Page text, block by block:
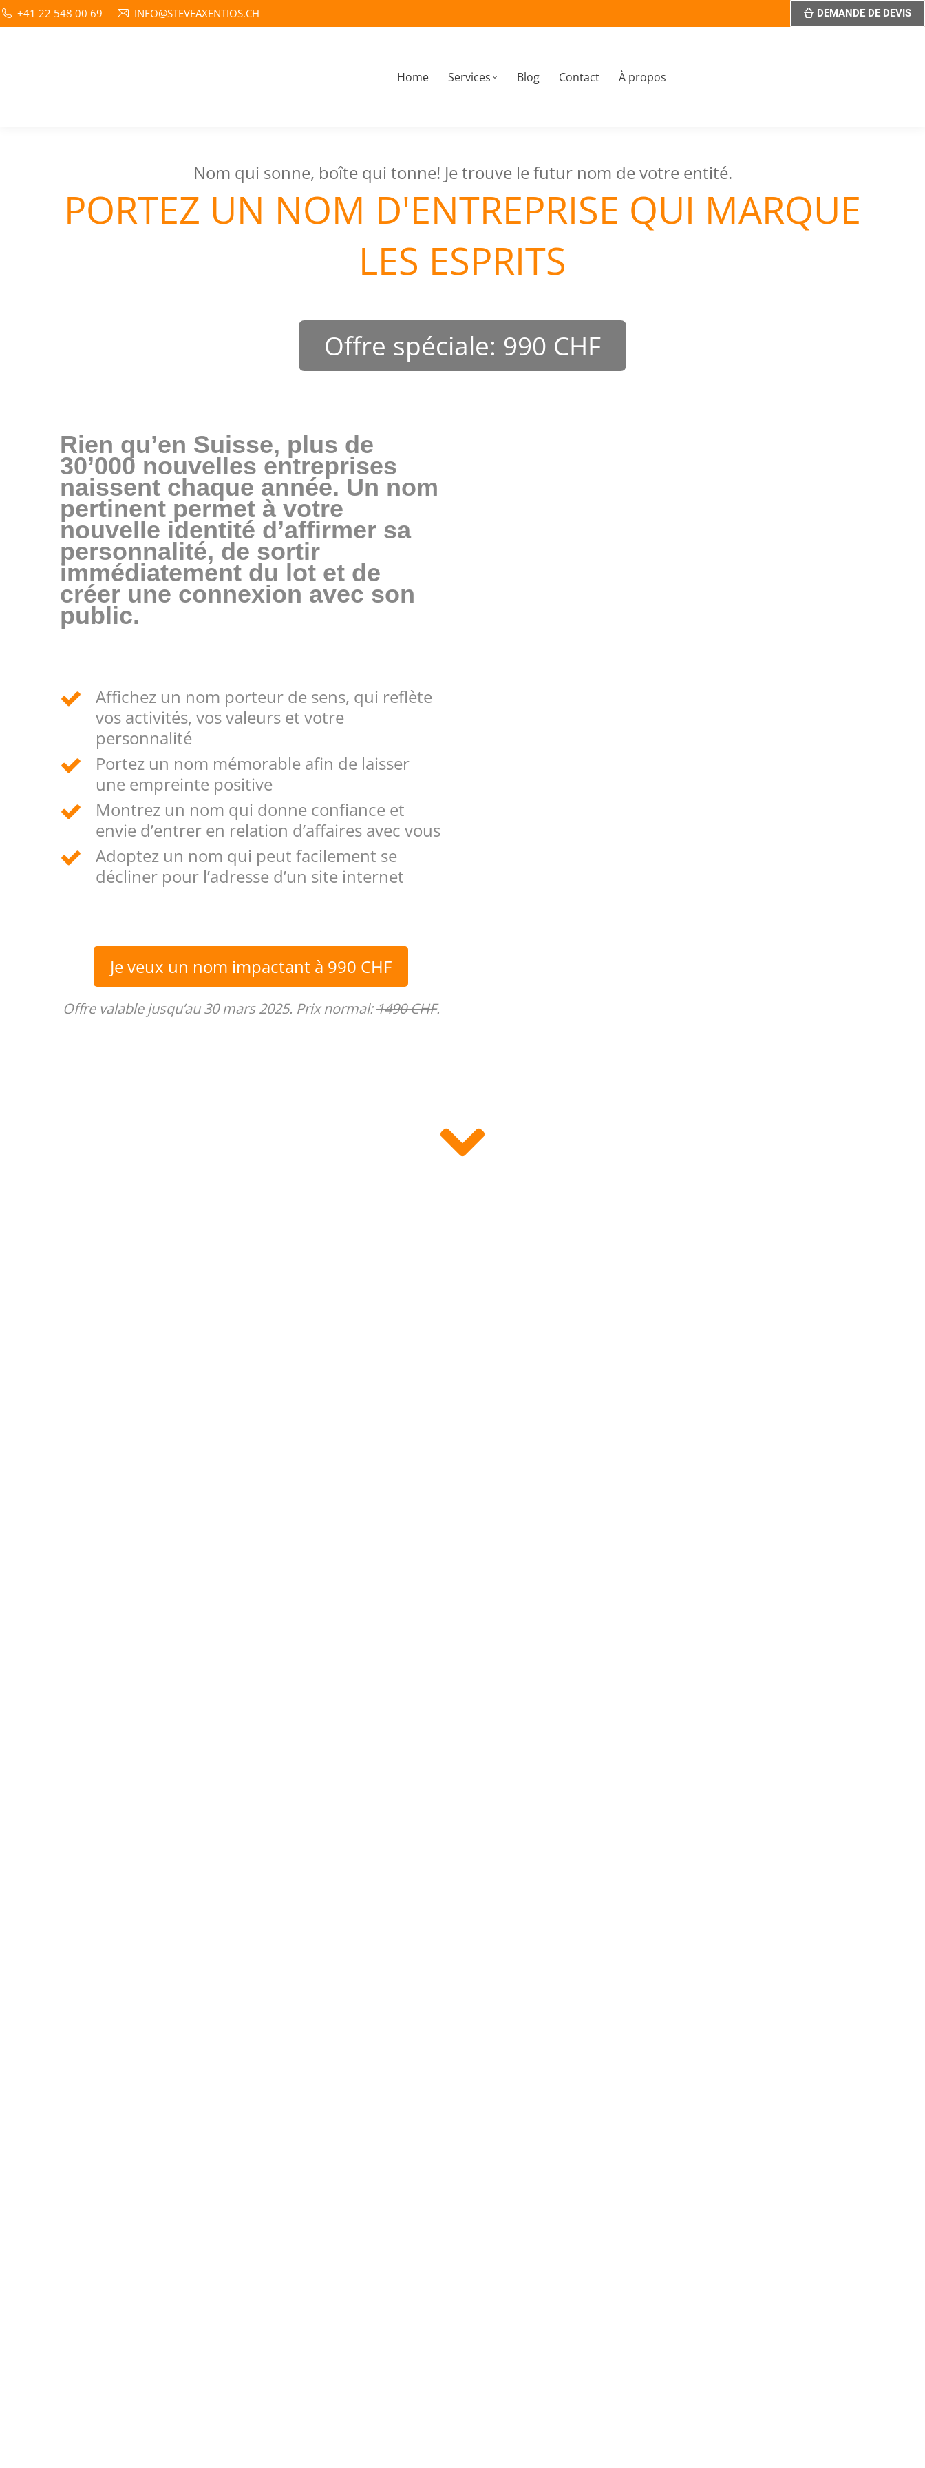
+41 22 548 00 69 INFO@STEVEAXENTIOS.CH DEMANDE DE DEVIS
Home Services Blog Contact À propos
Nom qui sonne, boîte qui tonne! Je trouve le futur nom de votre entité.
PORTEZ UN NOM D'ENTREPRISE QUI MARQUE
LES ESPRITS
Offre spéciale: 990 CHF
Rien qu’en Suisse, plus de
30’000 nouvelles entreprises
naissent chaque année. Un nom
pertinent permet à votre
nouvelle identité d’affirmer sa
personnalité, de sortir
immédiatement du lot et de
créer une connexion avec son
public.
Affichez un nom porteur de sens, qui reflète
vos activités, vos valeurs et votre
personnalité
Portez un nom mémorable afin de laisser
une empreinte positive
Montrez un nom qui donne confiance et
envie d’entrer en relation d’affaires avec vous
Adoptez un nom qui peut facilement se
décliner pour l’adresse d’un site internet
Je veux un nom impactant à 990 CHF
Offre valable jusqu’au 30 mars 2025. Prix normal:1490 CHF.